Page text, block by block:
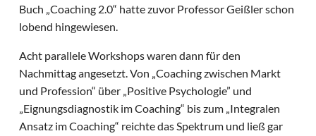
Buch „Coaching 2.0“ hatte zuvor Professor Geißler schon
lobend hingewiesen.
Acht parallele Workshops waren dann für den
Nachmittag angesetzt. Von „Coaching zwischen Markt
und Profession“ über „Positive Psychologie” und
„Eignungsdiagnostik im Coaching“ bis zum „Integralen
Ansatz im Coaching“ reichte das Spektrum und ließ gar